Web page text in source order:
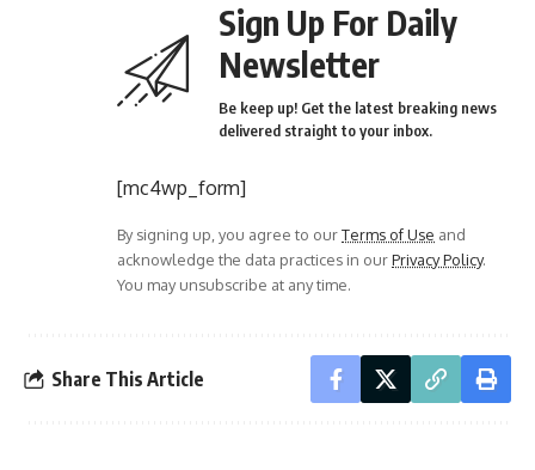
Sign Up For Daily
Newsletter
Be keep up! Get the latest breaking news
delivered straight to your inbox.
[mc4wp_form]
By signing up, you agree to ourTerms of Use and
acknowledge the data practices in ourPrivacy Policy.
You may unsubscribe at any time.
Share This Article